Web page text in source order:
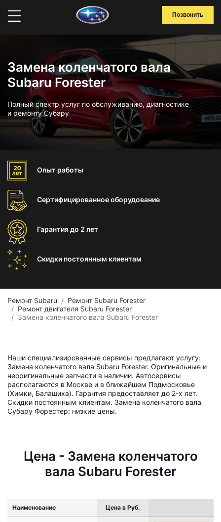
Позвонить
Замена коленчатого вала
Subaru Forester
Полный спектр услуг по обслуживанию, диагностике
и ремонту Субару
Опыт работы
Сертифицированноеоборудование
Гарантиядо 2 лет
Скидки постоянным клиентам
Ремонт Subaru
Ремонт Subaru Forester
Ремонт двигателя Subaru Forester
Замена коленчатого вала Subaru Forester
Наши специализированные сервисы предлагают услугу:
Замена коленчатого вала Subaru Forester. Оригинальные и
неоригинальные запчасти в наличии. Автосервисы
располагаются в Москве и в ближайшем Подмосковье
(Химки, Балашиха). Гарантия предоставляет до 2-х лет.
Скидки постоянным клиентам. Замена коленчатого вала
Субару Форестер: низкие цены.
Цена - Замена коленчатого
вала Subaru Forester
Наименование Цена в Руб.